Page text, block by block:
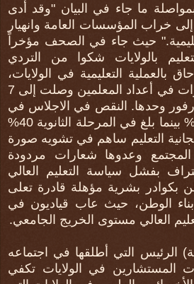
بمواصلة ما جاء في البيان "وقد أدى
إلى خراب المؤسسات العامة وانهيار
حيث جاء في الصحف مؤخراً
بالولايات شكوا من التردي
بالعملية التعليمية في الولايات،
وكشفوا عن وجود فجوات في أعداد المعلمين وصلت إلى 7
وحدها. النقص في الاجلاس في
مرحلة الاساس بلغ 45% بينما بلغ في المرحلة الثانوية 40%
التعليم ساهم في تشويه صورة
المجتمع وعدوها شعارات مردودة
بفشل سياسة التعليم العالي
بكوادر بشرية مؤهلة قادرة تعلى
الوطن، حيث عاب قياديون في
العالي مستوى الخريج الجامعي.
الرئيس التي أطلقها في اجتماعه
المستشارين في الولايات تكفي